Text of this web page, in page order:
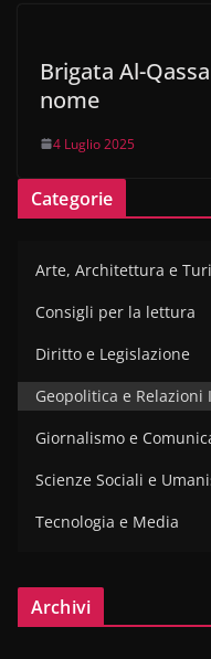
Brigata Al-
nome
4 Luglio 2025
Categorie
Arte, Architettura e
Consigli per la lettura
Diritto e Legislazione
Geopolitica e
Giornalismo e
Scienze Sociali e
Tecnologia e Media
Archivi